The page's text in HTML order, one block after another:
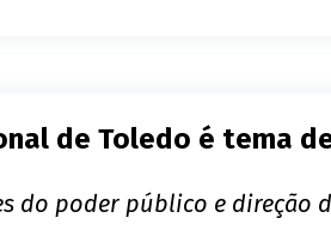
de Toledo é tema
do poder público e direção